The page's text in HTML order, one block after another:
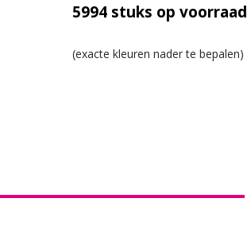
5994stuks op voorraad